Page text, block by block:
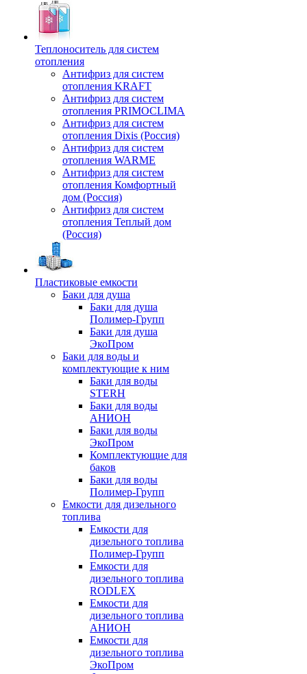
Теплоноситель для систем
отопления
Антифриз для систем
отопления KRAFT
Антифриз для систем
отопления PRIMOCLIMA
Антифриз для систем
отопления Dixis (Россия)
Антифриз для систем
отопления WARME
Антифриз для систем
отопления Комфортный
дом (Россия)
Антифриз для систем
отопления Теплый дом
(Россия)
Пластиковые емкости
Баки для душа
Баки для душа
Полимер-Групп
Баки для душа
ЭкоПром
Баки для воды и
комплектующие к ним
Баки для воды
STERH
Баки для воды
АНИОН
Баки для воды
ЭкоПром
Комплектующие для
баков
Баки для воды
Полимер-Групп
Емкости для дизельного
топлива
Емкости для
дизельного топлива
Полимер-Групп
Емкости для
дизельного топлива
RODLEX
Емкости для
дизельного топлива
АНИОН
Емкости для
дизельного топлива
ЭкоПром